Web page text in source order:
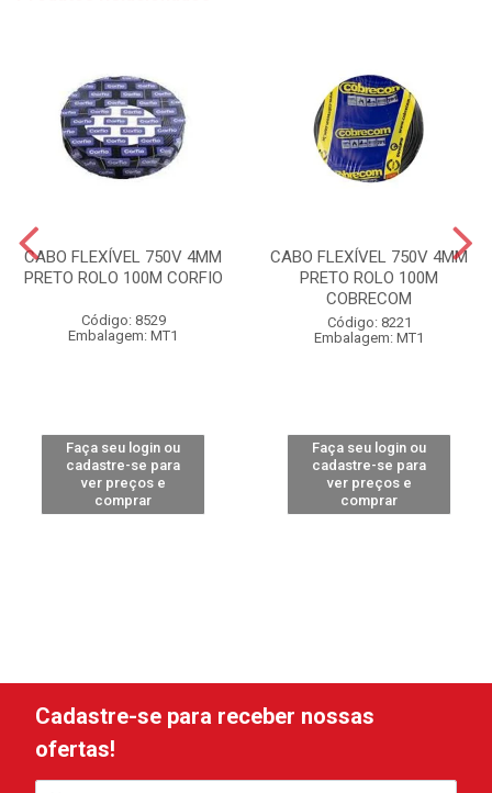
CABO FLEXÍVEL 750V 4MM
PRETO ROLO 100M CORFIO
Código: 8529
Embalagem: MT1
Faça seu login ou
cadastre-se para
ver preços e
comprar
CABO FLEXÍVEL 750V 4MM
PRETO ROLO 100M
COBRECOM
Código: 8221
Embalagem: MT1
Faça seu login ou
cadastre-se para
ver preços e
comprar
Cadastre-se para receber nossas
ofertas!